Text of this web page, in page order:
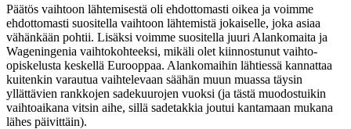
Päätös vaihtoon lähtemisestä oli ehdottomasti oikea ja voimme
ehdottomasti suositella vaihtoon lähtemistä jokaiselle, joka asiaa
vähänkään pohtii. Lisäksi voimme suositella juuri Alankomaita ja
Wageningenia vaihtokohteeksi, mikäli olet kiinnostunut vaihto-
opiskelusta keskellä Eurooppaa. Alankomaihin lähtiessä kannattaa
kuitenkin varautua vaihtelevaan säähän muun muassa täysin
yllättävien rankkojen sadekuurojen vuoksi (ja tästä muodostuikin
vaihtoaikana vitsin aihe, sillä sadetakkia joutui kantamaan mukana
lähes päivittäin).